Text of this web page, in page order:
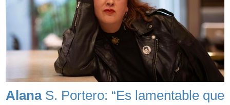
AlanaS. Portero: “Es lamentable que